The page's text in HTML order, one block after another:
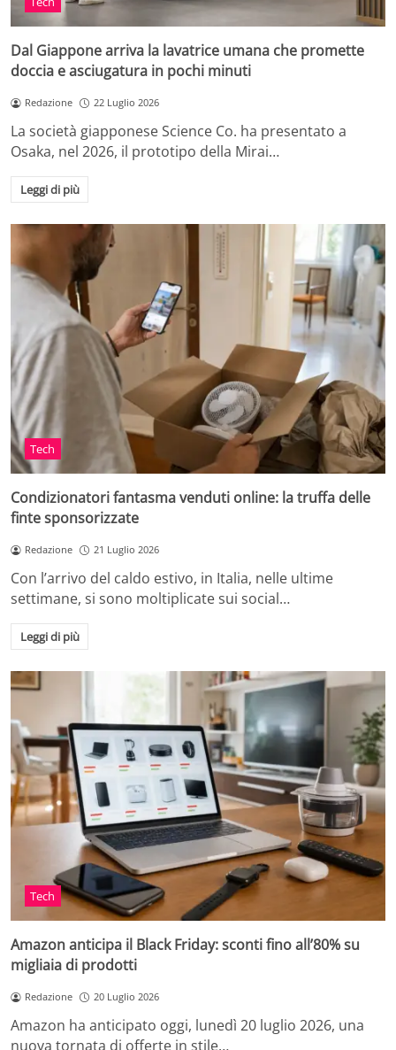
Dal Giappone arriva la lavatrice umana che promette
doccia e asciugatura in pochi minuti
Redazione 22 Luglio 2026
La società giapponese Science Co. ha presentato a
Osaka, nel 2026, il prototipo della Mirai…
Leggi di più
Tech
Condizionatori fantasma venduti online: la truffa delle
finte sponsorizzate
Redazione 21 Luglio 2026
Con l’arrivo del caldo estivo, in Italia, nelle ultime
settimane, si sono moltiplicate sui social…
Leggi di più
Tech
Amazon anticipa il Black Friday: sconti fino all’80% su
migliaia di prodotti
Redazione 20 Luglio 2026
Amazon ha anticipato oggi, lunedì 20 luglio 2026, una
nuova tornata di offerte in stile…